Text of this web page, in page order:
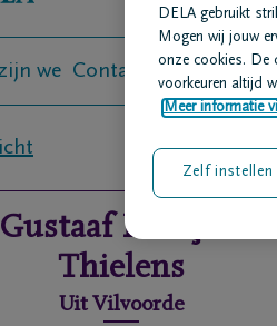
we Contact Uitvaart
Gustaaf François
Thielens
Uit Vilvoorde
DELA gebruikt
Mogen wij jouw
onze cookies. De
voorkeuren altijd
Meer informatie
Zelf instellen